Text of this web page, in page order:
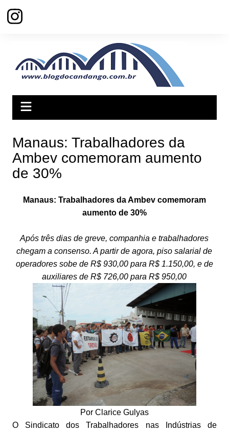
para
Manaus: Trabalhadores da
Ambev comemoram aumento
de 30%
Manaus: Trabalhadores da Ambev comemoram
aumento de 30%
Após três dias de greve, companhia e trabalhadores
chegam a consenso. A partir de agora, piso salarial de
operadores sobe de R$ 930,00 para R$ 1.150,00, e de
auxiliares de R$ 726,00 para R$ 950,00
Por Clarice Gulyas
O Sindicato dos Trabalhadores nas Indústrias de